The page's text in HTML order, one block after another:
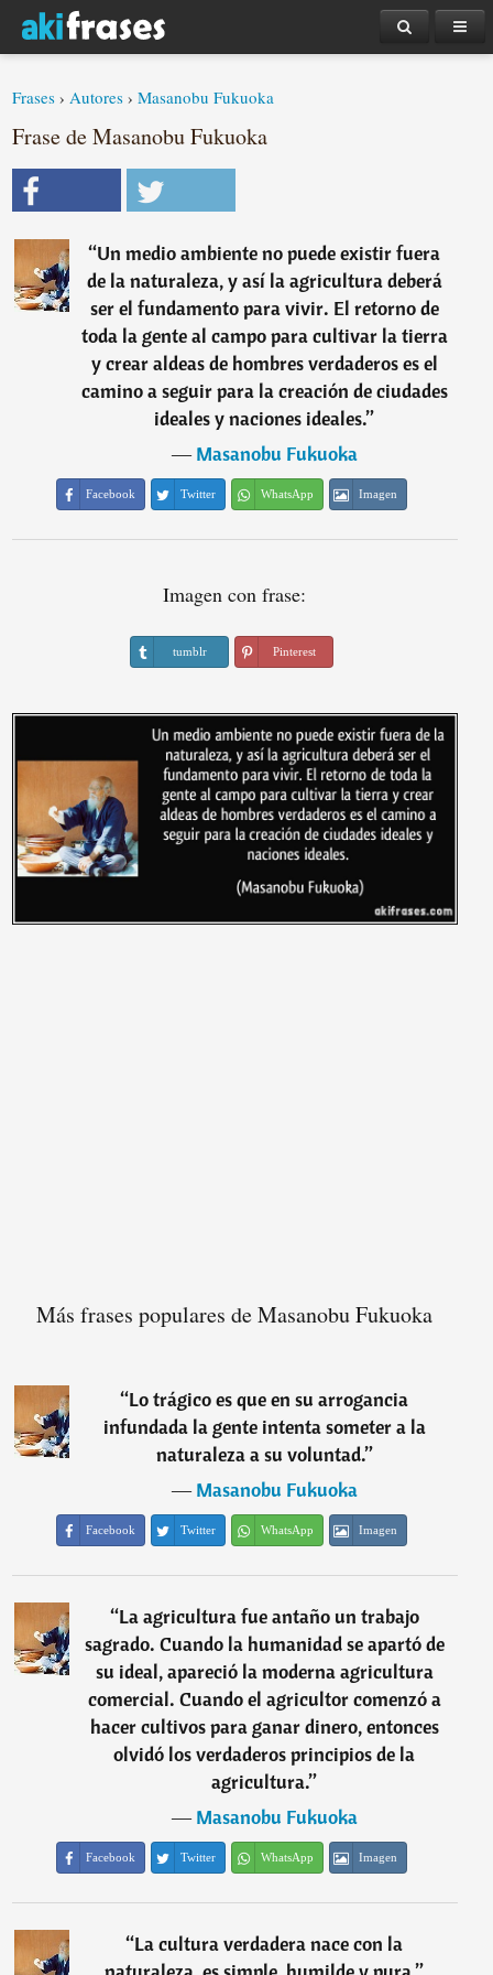
Frases ›Autores ›Masanobu Fukuoka
Frase de Masanobu Fukuoka
“Un medio ambiente no puede existir fuera
de la naturaleza, y así la agricultura deberá
ser el fundamento para vivir. El retorno de
toda la gente al campo para cultivar la tierra
y crear aldeas de hombres verdaderos es el
camino a seguir para la creación de ciudades
ideales y naciones ideales.”
―Masanobu Fukuoka
Facebook Twitter WhatsApp Imagen
Imagen con frase:
tumblr Pinterest
Más frases populares de Masanobu Fukuoka
“Lo trágico es que en su arrogancia
infundada la gente intenta someter a la
naturaleza a su voluntad.”
―Masanobu Fukuoka
Facebook Twitter WhatsApp Imagen
“La agricultura fue antaño un trabajo
sagrado. Cuando la humanidad se apartó de
su ideal, apareció la moderna agricultura
comercial. Cuando el agricultor comenzó a
hacer cultivos para ganar dinero, entonces
olvidó los verdaderos principios de la
agricultura.”
―Masanobu Fukuoka
Facebook Twitter WhatsApp Imagen
“La cultura verdadera nace con la